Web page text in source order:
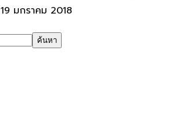
19 มกราคม 2018